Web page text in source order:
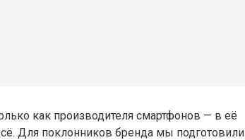
как производителя смартфонов — в её
Для поклонников бренда мы подготовили